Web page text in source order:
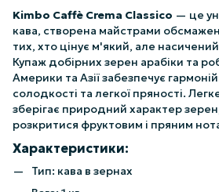
Kimbo Caffè Crema Classico — це
кава, створена майстрами
тих, хто цінує м'який, але
Купаж добірних зерен арабіки та
Америки та Азії забезпечує
солодкості та легкої пряності.
зберігає природний характер
розкритися фруктовим і пряним
Характеристики:
Тип: кава в зернах